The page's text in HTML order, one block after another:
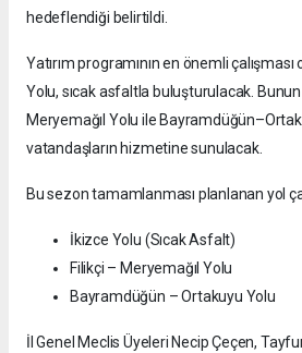
hedeflendiği belirtildi.
Yatırım programının en önemli
Yolu, sıcak asfaltla buluşturulacak. Bunun
Meryemağıl Yolu ile
vatandaşların hizmetine sunulacak.
Bu sezon tamamlanması planlanan yol
İkizce Yolu (Sıcak Asfalt)
Filikçi – Meryemağıl Yolu
Bayramdüğün – Ortakuyu Yolu
İl Genel Meclis Üyeleri Necip Çeçen,